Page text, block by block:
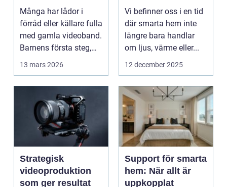
Många har lådor i
förråd eller källare fulla
med gamla videoband.
Barnens första steg,
släktkalas, s...
13 mars 2026
smarta hem
Vi befinner oss i en tid
där smarta hem inte
längre bara handlar
om ljus, värme eller...
12 december 2025
Strategisk
videoproduktion
som ger resultat
Support för smarta
hem: När allt är
uppkopplat